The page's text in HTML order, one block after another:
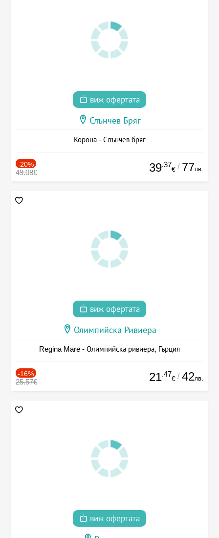
виж офертата
Слънчев Бряг
Корона - Слънчев бряг
-20%
49.08€ 39.37
€ / 77лв.
виж офертата
Олимпийска Ривиера
Regina Mare - Олимпийска ривиера, Гърция
-16%
25.57€ 21.47
€ / 42лв.
виж офертата